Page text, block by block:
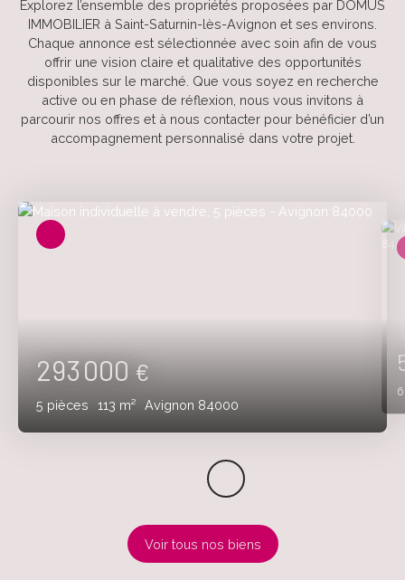
Explorez l’ensemble des propriétés proposées par DOMUS
IMMOBILIER à Saint-Saturnin-lès-Avignon et ses environs.
Chaque annonce est sélectionnée avec soin afin de vous
offrir une vision claire et qualitative des opportunités
disponibles sur le marché. Que vous soyez en recherche
active ou en phase de réflexion, nous vous invitons à
parcourir nos offres et à nous contacter pour bénéficier d’un
accompagnement personnalisé dans votre projet.
293 000€
5 pièces 113 m² Avignon 84000
Voir tous nos biens